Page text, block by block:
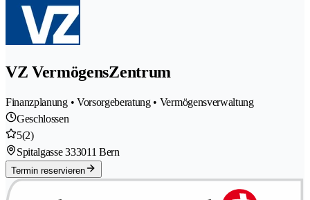
VZ VermögensZentrum
Finanzplanung • Vorsorgeberatung • Vermögensverwaltung
Geschlossen
5(2)
Spitalgasse 333011 Bern
Termin reservieren